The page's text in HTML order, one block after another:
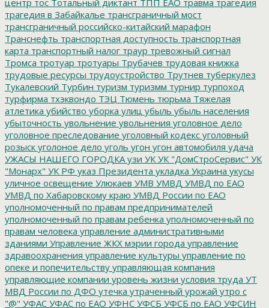
трагедия в Забайкалье трансграничный мост
трансграничный российско-китайский марафон
Транснефть транспортная доступность транспортная
карта транспортный налог траур тревожный сигнал
Тромса тротуар тротуары Трубачев трудовая книжка
трудовые ресурсы трудоустройство Трутнев туберкулез
Тукалевский Турбин туризм туризмм турнир турпоход
турфирма тхэквондо ТЭЦ Тюмень тюрьма Тяжелая
атлетика убийство уборка улиц убыль убыль населения
убыточность увольнение увольнения уголовное дело
уголовное преследование уголовный кодекс уголовный
розыск уголоное дело уголь угон угон автомобиля удача
УЖАСЫ НАШЕГО ГОРОДКА узи УК УК "ДомСтроСервис" УК
"Монарх" УК РФ указ Президента укладка Украина укусы
уличное освещение Улюкаев УМВ УМВД УМВД по ЕАО
УМВД по Хабаровскому краю УМВД России по ЕАО
уполномоченный по правам предпринимателей
уполномоченный по правам ребенка уполномоченный по
правам человека управление административными
зданиями Управление ЖКХ мэрии города управление
здравоохранения управление культуры управление по
опеке и попечительству управляющая компания
управляющие компании уровень жизни условия труда УТ
МВД России по ДФО утечка утраченный урожай утро с
"@" УФАС УФАС по ЕАО УФНС УФСБ УФСБ по ЕАО УФСИН